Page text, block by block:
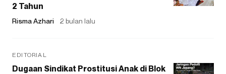
2 Tahun
Risma Azhari 2 bulan lalu
EDITORIAL
Dugaan Sindikat Prostitusi Anak di Blok